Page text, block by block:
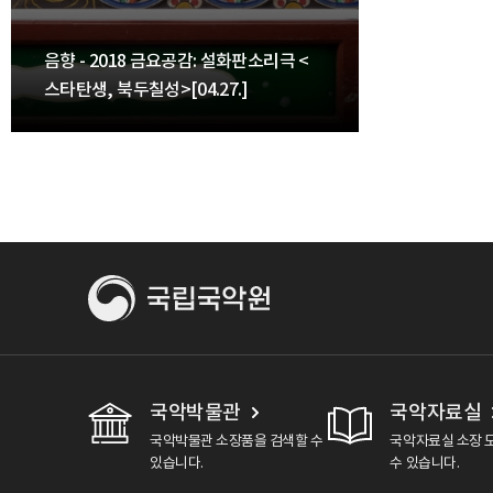
음향 - 2018 금요공감: 설화판소리극 <
스타탄생, 북두칠성>[04.27.]
국악박물관
국악박물관 소장품을 검색할 수
있습니다.
국악자료실
국악자료실 소장
수 있습니다.